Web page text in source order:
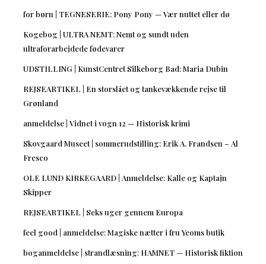
for børn | TEGNESERIE: Pony Pony — Vær nuttet eller dø
Kogebog | ULTRA NEMT: Nemt og sundt uden
ultraforarbejdede fødevarer
UDSTILLING | KunstCentret Silkeborg Bad: Maria Dubin
REJSEARTIKEL | En storslået og tankevækkende rejse til
Grønland
anmeldelse | Vidnet i vogn 12 — Historisk krimi
Skovgaard Museet | sommerudstilling: Erik A. Frandsen – Al
Fresco
OLE LUND KIRKEGAARD | Anmeldelse: Kalle og Kaptajn
Skipper
REJSEARTIKEL | Seks uger gennem Europa
feel good | anmeldelse: Magiske nætter i fru Yeoms butik
boganmeldelse | strandlæsning: HAMNET — Historisk fiktion